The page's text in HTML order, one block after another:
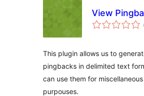
View
This plugin allows us to
pingbacks in delimited text
can use them for miscellaneous
purpouses.